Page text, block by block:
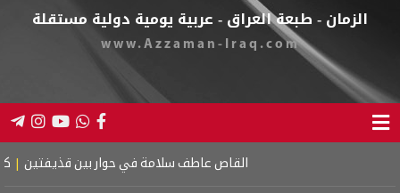
الزمان - طبعة العراق - عربية يومية دولية مستقلة
www.Azzaman-Iraq.com
القاص عاطف سلامة في حوار بين قذيفتين | كتاب